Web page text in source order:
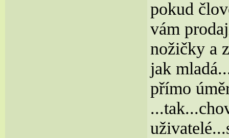
pokud
vám
nožičky a
jak
přímo